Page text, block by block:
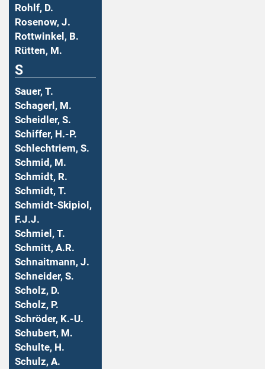
Rohlf, D.
Rosenow, J.
Rottwinkel, B.
Rütten, M.
S
Sauer, T.
Schagerl, M.
Scheidler, S.
Schiffer, H.-P.
Schlechtriem, S.
Schmid, M.
Schmidt, R.
Schmidt, T.
Schmidt-Skipiol,
F.J.J.
Schmiel, T.
Schmitt, A.R.
Schnaitmann, J.
Schneider, S.
Scholz, D.
Scholz, P.
Schröder, K.-U.
Schubert, M.
Schulte, H.
Schulz, A.